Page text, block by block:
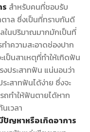
สำหรับคนที่ชอบรับ
าล ซึ่งเป็นที่ทราบกันดี
ในปริมาณมากมักเป็นที่
ำความสะอาดช่องปาก
ป็นสาเหตุที่ทำให้เกิดฟัน
ประสาทฟัน แน่นอนว่า
ระสาทฟันได้ง่าย ซึ่งจะ
ถทำให้ฟันตายได้หาก
เวลา
ญหาหรือเกิดอาการ